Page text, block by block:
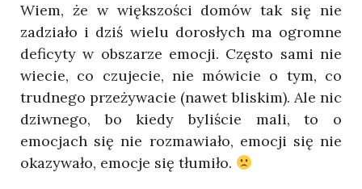
Wiem, że w większości domów tak się nie
zadziało i dziś wielu dorosłych ma ogromne
deficyty w obszarze emocji. Często sami nie
wiecie, co czujecie, nie mówicie o tym, co
trudnego przeżywacie (nawet bliskim). Ale nic
dziwnego, bo kiedy byliście mali, to o
emocjach się nie rozmawiało, emocji się nie
okazywało, emocje się tłumiło.